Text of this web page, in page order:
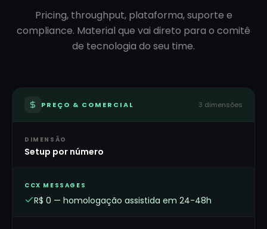
Pricing, throughput, plataforma, suporte e
compliance. Material que vai direto para o comitê
de tecnologia do seu time.
PREÇO & COMERCIAL 3 dimensões
DIMENSÃO
Setup por número
CCX MESSAGES
R$ 0 — homologação assistida em 24-48h